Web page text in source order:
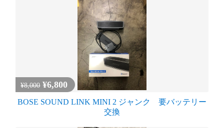
¥8,000 ¥6,800
BOSE SOUND LINK MINI 2 ジャンク 要バッテリー
交換